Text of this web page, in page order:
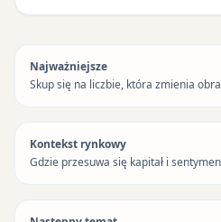
Najważniejsze
Skup się na liczbie, która zmienia
Kontekst rynkowy
Gdzie przesuwa się kapitał i